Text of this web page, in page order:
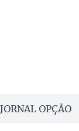
OPÇÃO